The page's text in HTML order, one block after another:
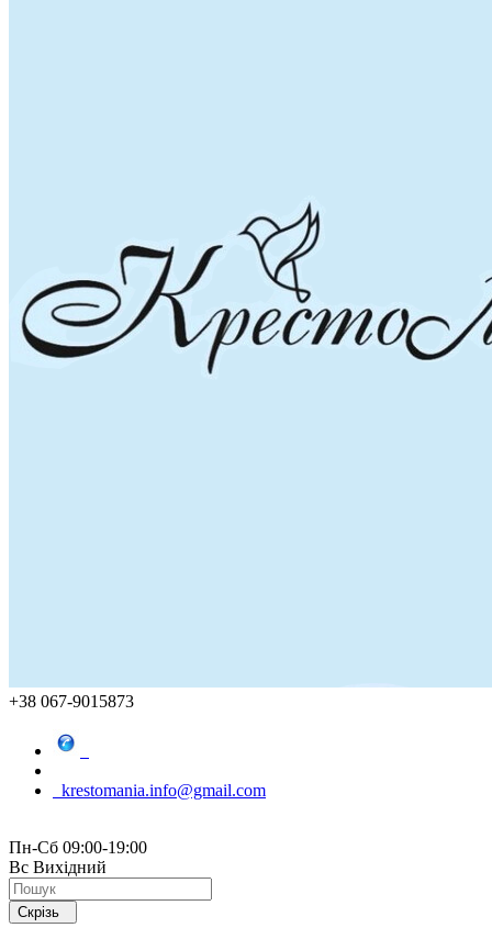
+38 067-9015873
krestomania.info@gmail.com
Пн-Сб 09:00-19:00
Вс Вихідний
Скрізь